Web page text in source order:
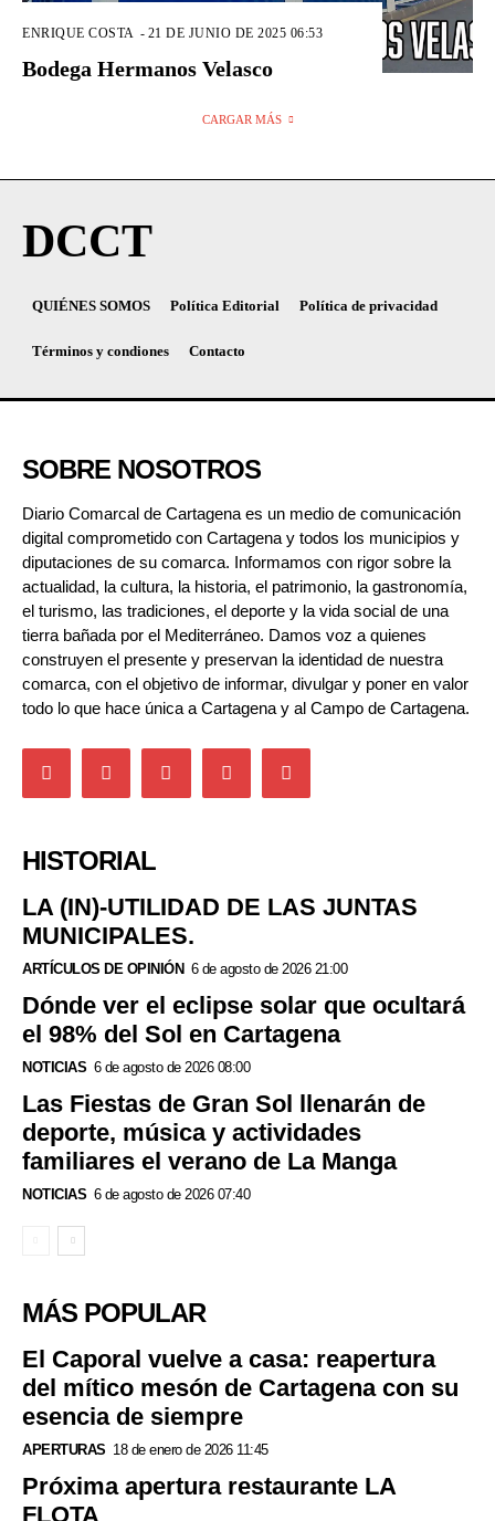
ENRIQUE COSTA - 21 DE JUNIO DE 2025 06:53
Bodega Hermanos Velasco
CARGAR MÁS
DCCT
QUIÉNES SOMOS Política Editorial Política de privacidad
Términos y condiones Contacto
SOBRE NOSOTROS
Diario Comarcal de Cartagena es un medio de comunicación
digital comprometido con Cartagena y todos los municipios y
diputaciones de su comarca. Informamos con rigor sobre la
actualidad, la cultura, la historia, el patrimonio, la gastronomía,
el turismo, las tradiciones, el deporte y la vida social de una
tierra bañada por el Mediterráneo. Damos voz a quienes
construyen el presente y preservan la identidad de nuestra
comarca, con el objetivo de informar, divulgar y poner en valor
todo lo que hace única a Cartagena y al Campo de Cartagena.
HISTORIAL
LA (IN)-UTILIDAD DE LAS JUNTAS
MUNICIPALES.
ARTÍCULOS DE OPINIÓN 6 de agosto de 2026 21:00
Dónde ver el eclipse solar que ocultará
el 98% del Sol en Cartagena
NOTICIAS 6 de agosto de 2026 08:00
Las Fiestas de Gran Sol llenarán de
deporte, música y actividades
familiares el verano de La Manga
NOTICIAS 6 de agosto de 2026 07:40
MÁS POPULAR
El Caporal vuelve a casa: reapertura
del mítico mesón de Cartagena con su
esencia de siempre
APERTURAS 18 de enero de 2026 11:45
Próxima apertura restaurante LA
FLOTA